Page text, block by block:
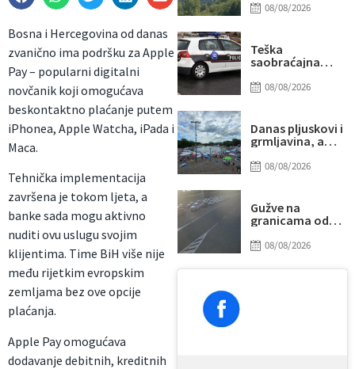
Bosna i Hercegovina od danas
zvanično ima podršku za Apple
Pay – popularni digitalni
novčanik koji omogućava
beskontaktno plaćanje putem
iPhonea, Apple Watcha, iPada i
Maca.
Tehnička implementacija
završena je tokom ljeta, a
banke sada mogu aktivno
nuditi ovu uslugu svojim
klijentima. Time BiH više nije
među rijetkim evropskim
zemljama bez ove opcije
plaćanja.
Apple Pay omogućava
dodavanje debitnih, kreditnih
Bošnjaka!
manjeg
terenu
08/08/2026
Teška
saobraćajna
Teretno vozilo
biciklistu
08/08/2026
Danas pljuskovi i
grmljavina, a
toplotni talas
08/08/2026
Gužve na
granicama od
Duga
izlazu iz BiH, evo
08/08/2026